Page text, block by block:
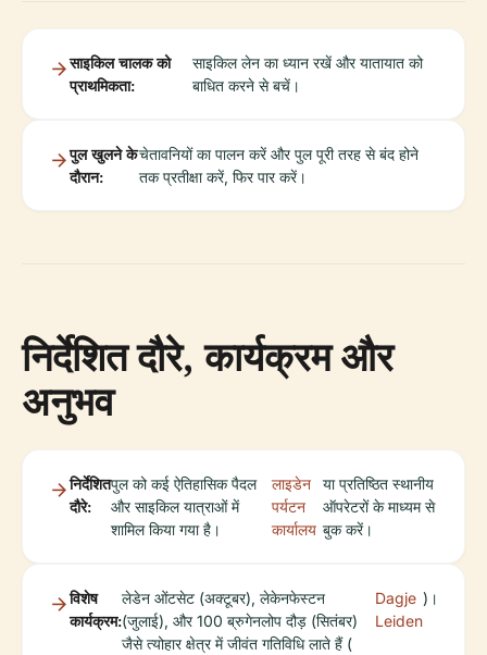
साइकिल चालक को
प्राथमिकता:
साइकिल लेन का ध्यान रखें और यातायात को
बाधित करने से बचें।
पुल खुलने के
दौरान:
चेतावनियों का पालन करें और पुल पूरी तरह से बंद होने
तक प्रतीक्षा करें, फिर पार करें।
निर्देशित दौरे, कार्यक्रम और
अनुभव
निर्देशित
दौरे:
पुल को कई ऐतिहासिक पैदल
और साइकिल यात्राओं में
शामिल किया गया है।
लाइडेन
पर्यटन
कार्यालय
या प्रतिष्ठित स्थानीय
ऑपरेटरों के माध्यम से
बुक करें।
विशेष
कार्यक्रम:
लेडेन ओंटसेट (अक्टूबर), लेकेनफेस्टन
(जुलाई), और 100 ब्रुगेनलोप दौड़ (सितंबर)
जैसे त्योहार क्षेत्र में जीवंत गतिविधि लाते हैं (
Dagje
Leiden
)।